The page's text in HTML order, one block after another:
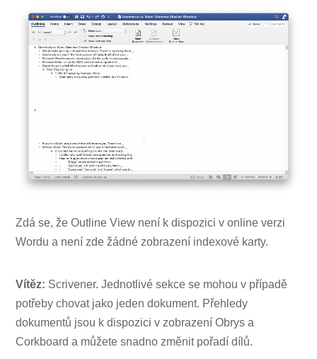
Zdá se, že Outline View není k dispozici v online verzi
Wordu a není zde žádné zobrazení indexové karty.
Vítěz: Scrivener. Jednotlivé sekce se mohou v případě
potřeby chovat jako jeden dokument. Přehledy
dokumentů jsou k dispozici v zobrazení Obrys a
Corkboard a můžete snadno změnit pořadí dílů.